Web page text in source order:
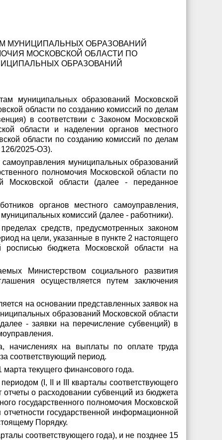
МУНИЦИПАЛЬНЫХ ОБРАЗОВАНИЙ
МОСКОВСКОЙ ОБЛАСТИ ПО
ОБРАЗОВАНИЙ
муниципальных образований Московской
области по созданию комиссий по делам
в соответствии с Законом Московской
области и наделении органов местного
области по созданию комиссий по делам
126/2025-ОЗ).
муниципальных образований
полномочия Московской области по
Московской области (далее - переданное
органов местного самоуправления,
комиссий (далее - работники).
средств, предусмотренных законом
на цели, указанные в пункте 2 настоящего
бюджета Московской области на
Министерством социального развития
осуществляется путем заключения
на основании представленных заявок на
образований Московской области
- заявки на перечисление субвенций) в
начислениях на выплаты по оплате труда
соответствующий период.
текущего финансового года.
(I, II и III кварталы соответствующего
о расходовании субвенций из бюджета
государственного полномочия Московской
государственной информационной
Порядку.
соответствующего года), и не позднее 15